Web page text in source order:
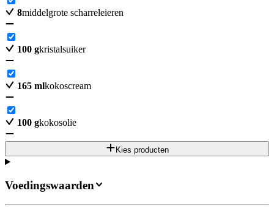
8middelgrote scharreleieren
100 gkristalsuiker
165 mlkokoscream
100 gkokosolie
Kies producten
Voedingswaarden